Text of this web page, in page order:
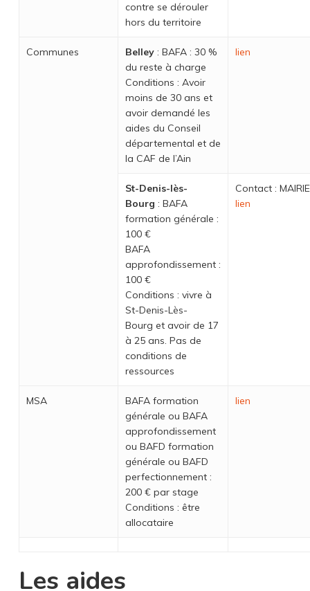
contre se dérouler
hors du territoire
Communes Belley: BAFA : 30 %
du reste à charge
Conditions : Avoir
moins de 30 ans et
avoir demandé les
aides du Conseil
départemental et de
la CAF de l’Ain
lien
St-Denis-lès-
Bourg : BAFA
formation générale :
100 €
BAFA
approfondissement :
100 €
Conditions : vivre à
St-Denis-Lès-
Bourg et avoir de 17
à 25 ans. Pas de
conditions de
ressources
Contact :
lien
MSA
BAFA formation
générale ou BAFA
approfondissement
ou BAFD formation
générale ou BAFD
perfectionnement :
200 € par stage
Conditions : être
allocataire
lien
Les aides